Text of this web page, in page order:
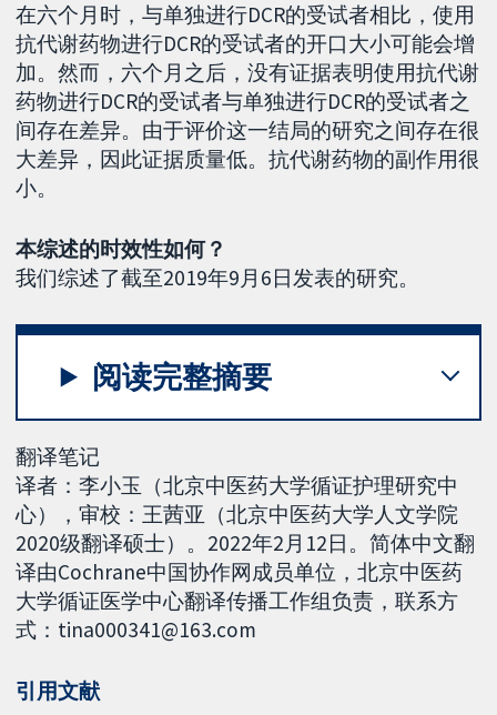
在六个月时，与单独进行DCR的受试者相比，使用
抗代谢药物进行DCR的受试者的开口大小可能会增
加。然而，六个月之后，没有证据表明使用抗代谢
药物进行DCR的受试者与单独进行DCR的受试者之
间存在差异。由于评价这一结局的研究之间存在很
大差异，因此证据质量低。抗代谢药物的副作用很
小。
本综述的时效性如何？
我们综述了截至2019年9月6日发表的研究。
阅读完整摘要
翻译笔记
译者：李小玉（北京中医药大学循证护理研究中
心），审校：王茜亚（北京中医药大学人文学院
2020级翻译硕士）。2022年2月12日。简体中文翻
译由Cochrane中国协作网成员单位，北京中医药
大学循证医学中心翻译传播工作组负责，联系方
式：tina000341@163.com
引用文献